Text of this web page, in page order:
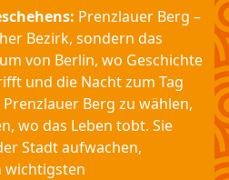
Prenzlauer Berg –
Bezirk, sondern das
von Berlin, wo Geschichte
und die Nacht zum Tag
Berg zu wählen,
wo das Leben tobt. Sie
Stadt aufwachen,
wichtigsten